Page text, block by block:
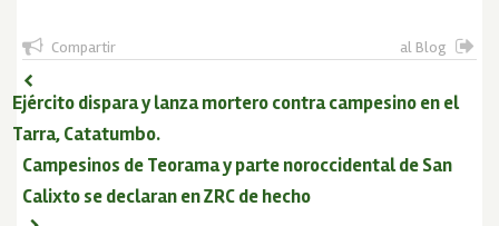
Compartir al Blog
Ejército dispara y lanza mortero contra campesino en el
Tarra, Catatumbo.
Campesinos de Teorama y parte noroccidental de San
Calixto se declaran en ZRC de hecho